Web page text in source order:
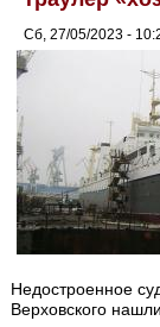
Сб, 27/05/2023 -
Недостроенное
Верховского